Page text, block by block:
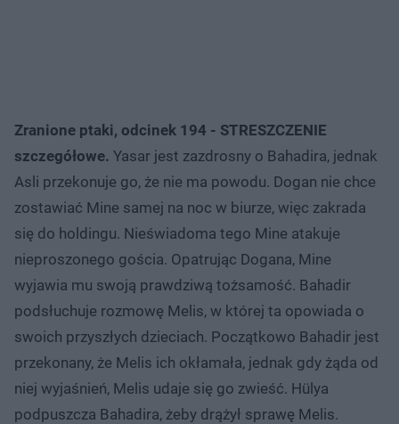
Zranione ptaki, odcinek 194 - STRESZCZENIE
szczegółowe. Yasar jest zazdrosny o Bahadira, jednak
Asli przekonuje go, że nie ma powodu. Dogan nie chce
zostawiać Mine samej na noc w biurze, więc zakrada
się do holdingu. Nieświadoma tego Mine atakuje
nieproszonego gościa. Opatrując Dogana, Mine
wyjawia mu swoją prawdziwą tożsamość. Bahadir
podsłuchuje rozmowę Melis, w której ta opowiada o
swoich przyszłych dzieciach. Początkowo Bahadir jest
przekonany, że Melis ich okłamała, jednak gdy żąda od
niej wyjaśnień, Melis udaje się go zwieść. Hülya
podpuszcza Bahadira, żeby drążył sprawę Melis.